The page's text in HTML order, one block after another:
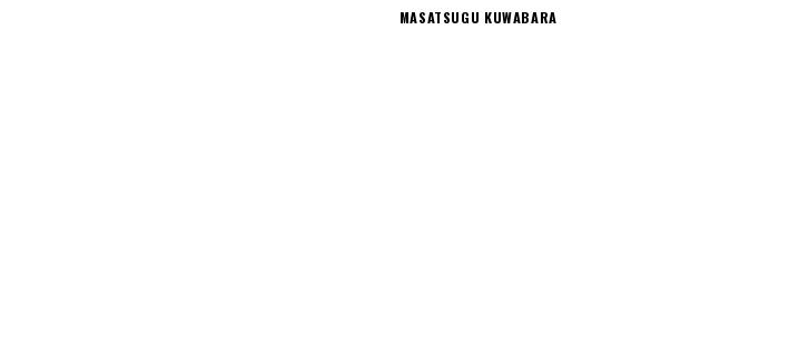
MASATSUGU KUWABARA